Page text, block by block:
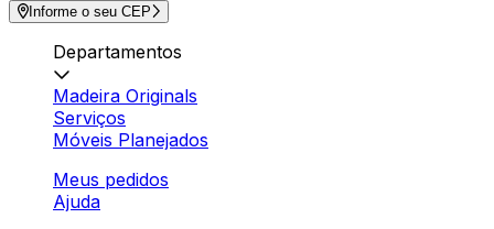
Informe o seu CEP
Departamentos
Madeira Originals
Serviços
Móveis Planejados
Meus pedidos
Ajuda